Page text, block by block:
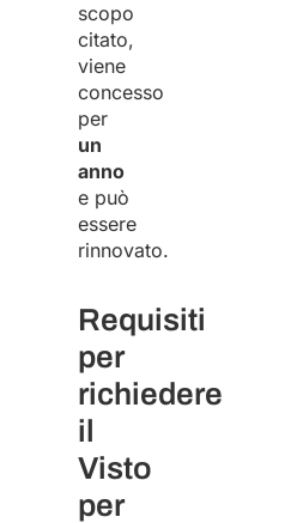
scopo
citato,
viene
concesso
per
un
anno
e può
essere
rinnovato.
Requisiti
per
richiedere
il
Visto
per